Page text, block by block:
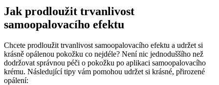
Jak prodloužit trvanlivost
samoopalovacího efektu
Chcete prodloužit trvanlivost samoopalovacího efektu a udržet si
krásně opálenou pokožku co nejdéle? Není nic jednoduššího než
dodržovat správnou péči o pokožku po aplikaci samoopalovacího
krému. Následující tipy vám pomohou udržet si krásné, přirozené
opálení: